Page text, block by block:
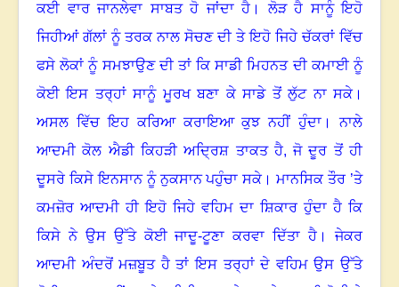
ਕਈ ਵਾਰ ਜਾਨਲੇਵਾ ਸਾਬਤ ਹੋ ਜਾਂਦਾ ਹੈ ।ਲੋੜ ਹੈ ਸਾਨੂੰ ਇਹੋ
ਜਿਹੀਆਂ ਗੱਲਾਂ ਨੂੰ ਤਰਕ ਨਾਲ ਸੋਚਣ ਦੀ ਤੇ ਇਹੋ ਜਿਹੇ ਚੱਕਰਾਂ ਵਿੱਚ
ਫਸੇ ਲੋਕਾਂ ਨੂੰ ਸਮਝਾਉਣ ਦੀ ਤਾਂ ਕਿ ਸਾਡੀ ਮਿਹਨਤ ਦੀ ਕਮਾਈ ਨੂੰ
ਕੋਈ ਇਸ ਤਰ੍ਹਾਂ ਸਾਨੂੰ ਮੂਰਖ ਬਣਾ ਕੇ ਸਾਡੇ ਤੋਂ ਲੁੱਟ ਨਾ ਸਕੇ।
ਅਸਲ ਵਿੱਚ ਇਹ ਕਰਿਆ ਕਰਾਇਆ ਕੁਝ ਨਹੀਂ ਹੁੰਦਾ ।ਨਾਲੇ
ਆਦਮੀ ਕੋਲ ਐਡੀ ਕਿਹੜੀ ਅਦ੍ਰਿਸ਼ ਤਾਕਤ ਹੈ, ਜੋ ਦੂਰ ਤੋਂ ਹੀ
ਦੂਸਰੇ ਕਿਸੇ ਇਨਸਾਨ ਨੂੰ ਨੁਕਸਾਨ ਪਹੁੰਚਾ ਸਕੇ।ਮਾਨਸਿਕ ਤੌਰ ’ਤੇ
ਕਮਜ਼ੋਰ ਆਦਮੀ ਹੀ ਇਹੋ ਜਿਹੇ ਵਹਿਮ ਦਾ ਸ਼ਿਕਾਰ ਹੁੰਦਾ ਹੈ ਕਿ
ਕਿਸੇ ਨੇ ਉਸ ਉੱਤੇ ਕੋਈ ਜਾਦੂ-ਟੂਣਾ ਕਰਵਾ ਦਿੱਤਾ ਹੈ ।ਜੇਕਰ
ਆਦਮੀ ਅੰਦਰੋਂ ਮਜ਼ਬੂਤ ਹੈ ਤਾਂ ਇਸ ਤਰ੍ਹਾਂ ਦੇ ਵਹਿਮ ਉਸ ਉੱਤੇ